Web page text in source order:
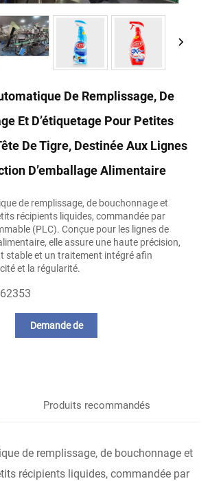
De Remplissage, De
Et D’étiquetage Pour Petites
De Tigre, Destinée Aux Lignes
D’emballage Alimentaire
de remplissage, de bouchonnage et
récipients liquides, commandée par
(PLC). Conçue pour les lignes de
elle assure une haute précision,
stable et un traitement intégré afin
et la régularité.
Demande de
Produits recommandés
de remplissage, de bouchonnage et
récipients liquides, commandée par